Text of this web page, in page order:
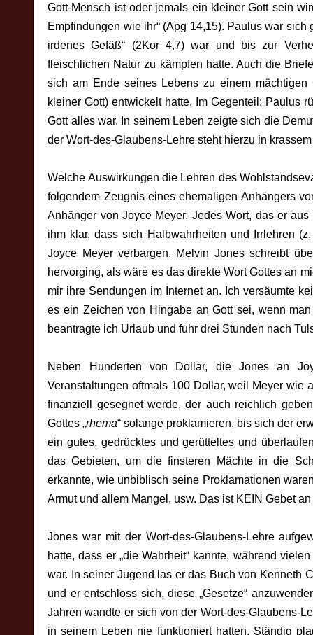
Gott-Mensch ist oder jemals ein kleiner Gott sein
Empfindungen wie ihr“ (Apg 14,15). Paulus war
irdenes Gefäß“ (2Kor 4,7) war und bis zur
fleischlichen Natur zu kämpfen hatte. Auch die
sich am Ende seines Lebens zu einem
kleiner Gott) entwickelt hatte. Im Gegenteil: Paulus
Gott alles war. In seinem Leben zeigte sich die
der Wort-des-Glaubens-Lehre steht hierzu in
Welche Auswirkungen die Lehren des
folgendem Zeugnis eines ehemaligen Anhängers
Anhänger von Joyce Meyer. Jedes Wort, das er
ihm klar, dass sich Halbwahrheiten und Irrlehren
Joyce Meyer verbargen. Melvin Jones schreibt
hervorging, als wäre es das direkte Wort Gottes an
mir ihre Sendungen im Internet an. Ich versäumte
es ein Zeichen von Hingabe an Gott sei, wenn
beantragte ich Urlaub und fuhr drei Stunden nach
Neben Hunderten von Dollar, die Jones an
Veranstaltungen oftmals 100 Dollar, weil Meyer wie
finanziell gesegnet werde, der auch reichlich
Gottes „rhema“ solange proklamieren, bis sich der
ein gutes, gedrücktes und gerütteltes und
das Gebieten, um die finsteren Mächte in die
erkannte, wie unbiblisch seine Proklamationen
Armut und allem Mangel, usw. Das ist KEIN Gebet
Jones war mit der Wort-des-Glaubens-Lehre
hatte, dass er „die Wahrheit“ kannte, während
war. In seiner Jugend las er das Buch von Kenneth
und er entschloss sich, diese „Gesetze“
Jahren wandte er sich von der Wort-des-Glaubens-
in seinem Leben nie funktioniert hatten. Ständig